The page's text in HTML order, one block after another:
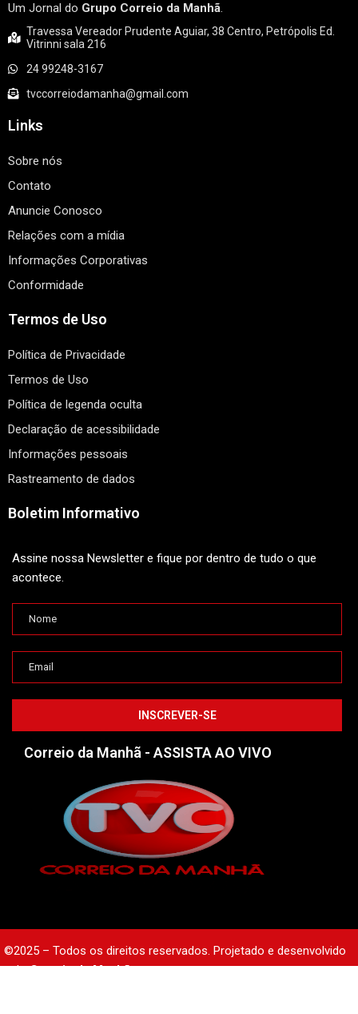
Um Jornal do Grupo Correio da Manhã.
Travessa Vereador Prudente Aguiar, 38 Centro, Petrópolis Ed.
Vitrinni sala 216
24 99248-3167
tvccorreiodamanha@gmail.com
Links
Sobre nós
Contato
Anuncie Conosco
Relações com a mídia
Informações Corporativas
Conformidade
Termos de Uso
Política de Privacidade
Termos de Uso
Política de legenda oculta
Declaração de acessibilidade
Informações pessoais
Rastreamento de dados
Boletim Informativo
Assine nossa Newsletter e fique por dentro de tudo o que
acontece.
Correio da Manhã - ASSISTA AO VIVO
©2025 – Todos os direitos reservados. Projetado e desenvolvido
peloCorreio da Manhã.